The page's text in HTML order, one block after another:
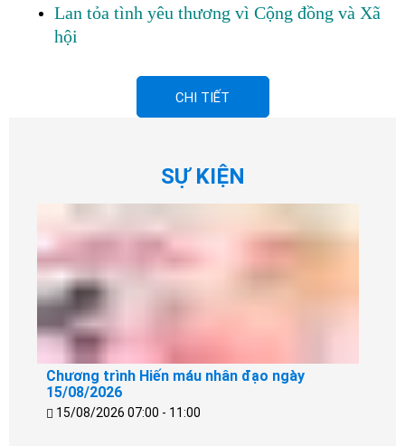
Lan tỏa tình yêu thương vì Cộng đồng và Xã
hội
CHI TIẾT
SỰ KIỆN
Chương trình Hiến máu nhân đạo ngày
15/08/2026
15/08/2026 07:00 - 11:00